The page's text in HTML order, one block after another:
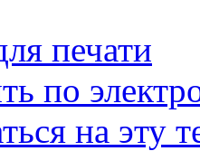
печати
по
на эту